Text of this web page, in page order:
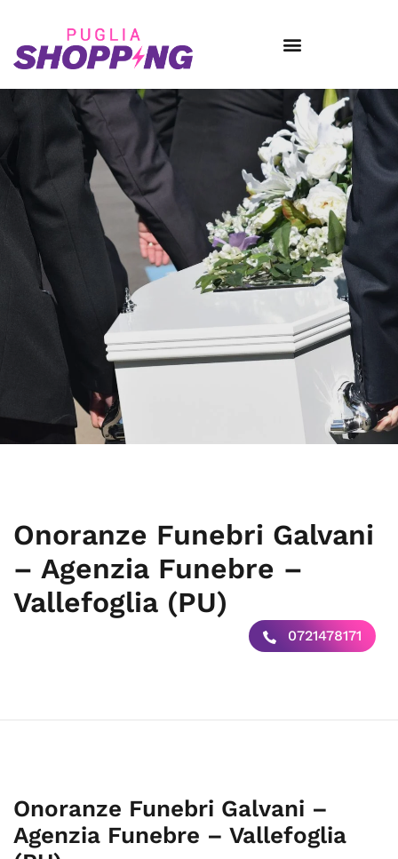
Onoranze Funebri Galvani
– Agenzia Funebre –
Vallefoglia (PU)
0721478171
Onoranze Funebri Galvani –
Agenzia Funebre – Vallefoglia